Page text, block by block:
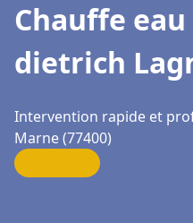
Chauffe
dietrich
Intervention rapide et
Marne (77400)